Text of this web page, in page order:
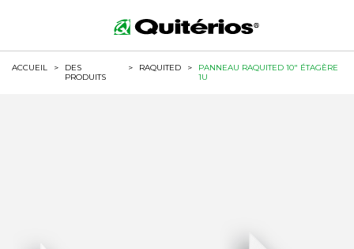
ACCUEIL >
DES
PRODUITS
> RAQUITED >
PANNEAU RAQUITED 10" ÉTAGÈRE
1U